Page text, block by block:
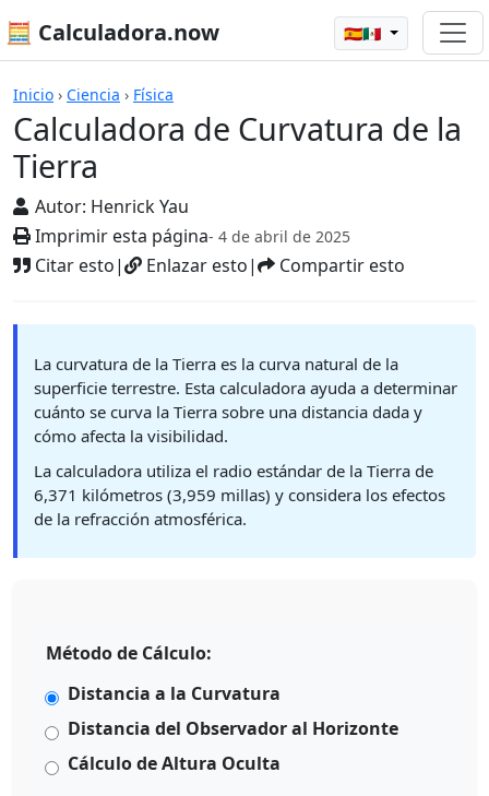
🧮 Calculadora.now 🇪🇸🇲🇽
Inicio › Ciencia › Física
Calculadora de Curvatura de la
Tierra
Autor: Henrick Yau
Imprimir esta página- 4 de abril de 2025
Citar esto| Enlazar esto| Compartir esto
Calculadoras
La curvatura de la Tierra es la curva natural de la
superficie terrestre. Esta calculadora ayuda a determinar
cuánto se curva la Tierra sobre una distancia dada y
cómo afecta la visibilidad.
La calculadora utiliza el radio estándar de la Tierra de
6,371 kilómetros (3,959 millas) y considera los efectos
de la refracción atmosférica.
Método de Cálculo:
Distancia a la Curvatura
Distancia del Observador al Horizonte
Cálculo de Altura Oculta